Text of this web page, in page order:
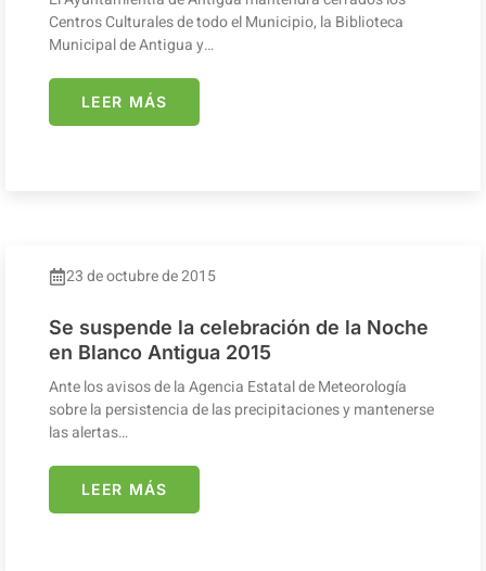
Centros Culturales de todo el Municipio, la Biblioteca
Municipal de Antigua y…
LEER MÁS
23 de octubre de 2015
Se suspende la celebración de la Noche
en Blanco Antigua 2015
Ante los avisos de la Agencia Estatal de Meteorología
sobre la persistencia de las precipitaciones y mantenerse
las alertas…
LEER MÁS